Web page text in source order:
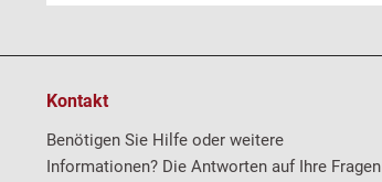
Kontakt
Benötigen Sie Hilfe oder weitere
Informationen? Die Antworten auf Ihre Fragen